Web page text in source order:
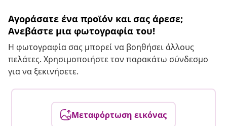
Αγοράσατε ένα προϊόν και σας άρεσε;
Ανεβάστε μια φωτογραφία του!
Η φωτογραφία σας μπορεί να βοηθήσει άλλους
πελάτες. Χρησιμοποιήστε τον παρακάτω σύνδεσμο
για να ξεκινήσετε.
Μεταφόρτωση εικόνας